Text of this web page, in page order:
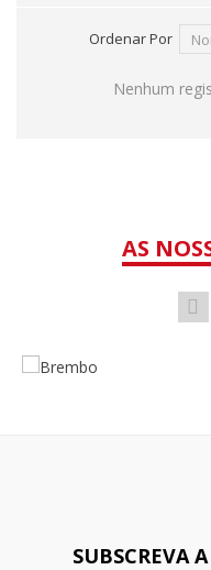
Ordenar Por
Nenhum
AS
SUBSCREVA